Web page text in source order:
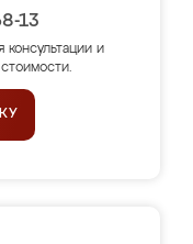
13
консультации и